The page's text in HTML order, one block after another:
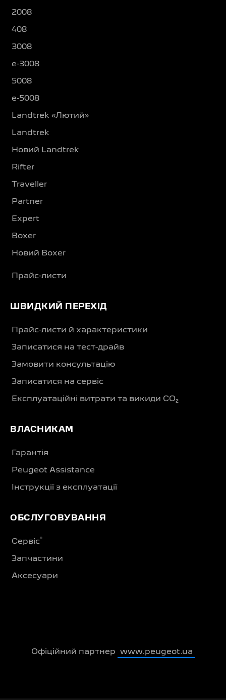
2008
408
3008
e-3008
5008
e-5008
Landtrek «Лютий»
Landtrek
Новий Landtrek
Rifter
Traveller
Partner
Expert
Boxer
Новий Boxer
Прайс-листи
ШВИДКИЙ ПЕРЕХІД
Прайс-листи й характеристики
Записатися на тест-драйв
Замовити консультацію
Записатися на сервіс
Експлуатаційні витрати та викиди CO₂
ВЛАСНИКАМ
Гарантія
Peugeot Assistance
Інструкції з експлуатації
ОБСЛУГОВУВАННЯ
Сервіс®
Запчастини
Аксесуари
Офіційний партнер www.peugeot.ua